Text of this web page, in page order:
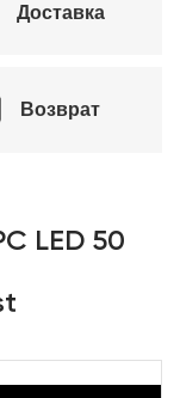
Доставка
Возврат
LED 50